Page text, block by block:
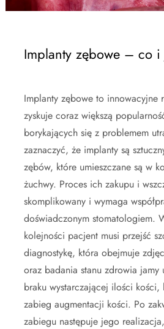
Implanty zębowe – co i
Implanty zębowe to innowacyjne
zyskuje coraz większą
borykających się z problemem
zaznaczyć, że implanty są
zębów, które umieszczane są w
żuchwy. Proces ich zakupu i
skomplikowany i wymaga
doświadczonym stomatologiem.
kolejności pacjent musi przejść
diagnostykę, która obejmuje
oraz badania stanu zdrowia
braku wystarczającej ilości kości,
zabieg augmentacji kości. Po
zabiegu następuje jego